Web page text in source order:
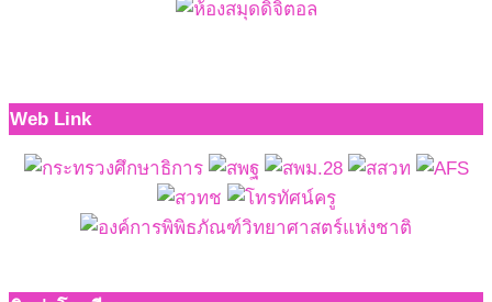
Web Link